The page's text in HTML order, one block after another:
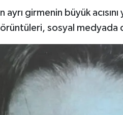
girmenin büyük acısını
sosyal medyada